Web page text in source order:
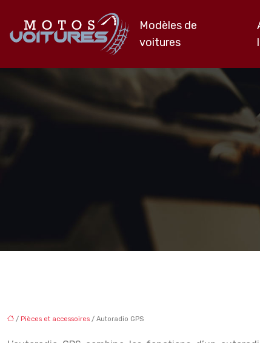
Modèles de
voitures
/ Pièces et accessoires / Autoradio GPS